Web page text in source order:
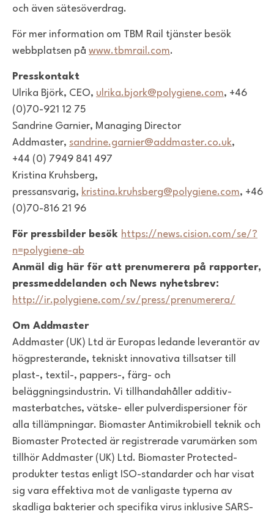
och även sätesöverdrag.
För mer information om TBM Rail tjänster besök
webbplatsen på www.tbmrail.com.
Presskontakt
Ulrika Björk, CEO, ulrika.bjork@polygiene.com, +46
(0)70-921 12 75
Sandrine Garnier, Managing Director
Addmaster, sandrine.garnier@addmaster.co.uk,
+44 (0) 7949 841 497
Kristina Kruhsberg,
pressansvarig, kristina.kruhsberg@polygiene.com, +46
(0)70-816 21 96
För pressbilder besök https://news.cision.com/se/?
n=polygiene-ab
Anmäl dig här för att prenumerera på rapporter,
pressmeddelanden och News nyhetsbrev:
http://ir.polygiene.com/sv/press/prenumerera/
Om Addmaster
Addmaster (UK) Ltd är Europas ledande leverantör av
högpresterande, tekniskt innovativa tillsatser till
plast-, textil-, pappers-, färg- och
beläggningsindustrin. Vi tillhandahåller additiv-
masterbatches, vätske- eller pulverdispersioner för
alla tillämpningar. Biomaster Antimikrobiell teknik och
Biomaster Protected är registrerade varumärken som
tillhör Addmaster (UK) Ltd. Biomaster Protected-
produkter testas enligt ISO-standarder och har visat
sig vara effektiva mot de vanligaste typerna av
skadliga bakterier och specifika virus inklusive SARS-